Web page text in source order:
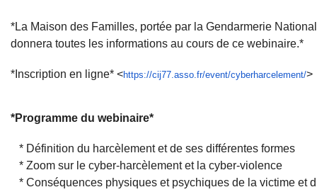
*La Maison des Familles, portée par la Gendarmerie
donnera toutes les informations au cours de ce webinaire.*
*Inscription en ligne* <https://cij77.asso.fr/event/cyberharcelement/>
*Programme du webinaire*
* Définition du harcèlement et de ses différentes formes
* Zoom sur le cyber-harcèlement et la cyber-violence
* Conséquences physiques et psychiques de la victime et